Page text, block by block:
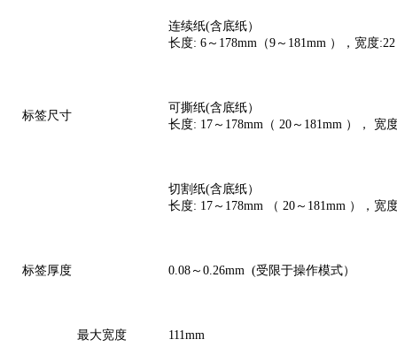
标签尺寸
连续纸(含底纸）
长度: 6～178mm（9～181mm ），宽度
可撕纸(含底纸）
长度: 17～178mm（ 20～181mm ），
切割纸(含底纸）
长度: 17～178mm （ 20～181mm ），
标签厚度 0.08～0.26mm (受限于操作模式）
最大宽度 111mm